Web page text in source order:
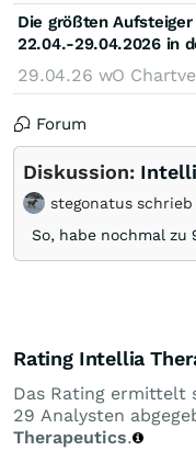
Die größten
22.04.-29.04.2026 in
29.04.26 wO
Forum
Diskussion:
stegonatus schrieb
So, habe nochmal zu
Rating Intellia
Das Rating ermittelt
29 Analysten
Therapeutics.